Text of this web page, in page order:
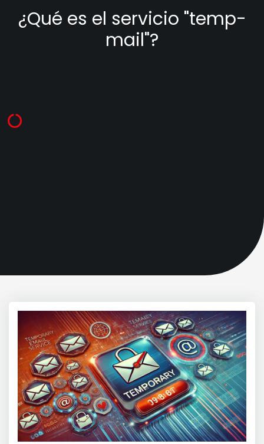
¿Qué es el servicio "temp-
mail"?